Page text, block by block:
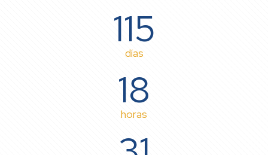
115
días
18
horas